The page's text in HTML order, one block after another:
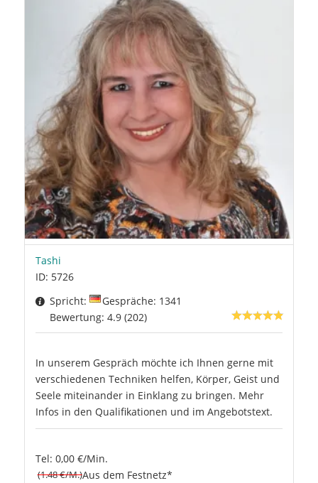
Tashi
ID: 5726
Spricht:
Gespräche: 1341
Bewertung: 4.9 (202)
In unserem Gespräch möchte ich Ihnen gerne mit
verschiedenen Techniken helfen, Körper, Geist und
Seele miteinander in Einklang zu bringen. Mehr
Infos in den Qualifikationen und im Angebotstext.
Tel: 0,00 €/Min.
(1.48 €/M.)Aus dem Festnetz*